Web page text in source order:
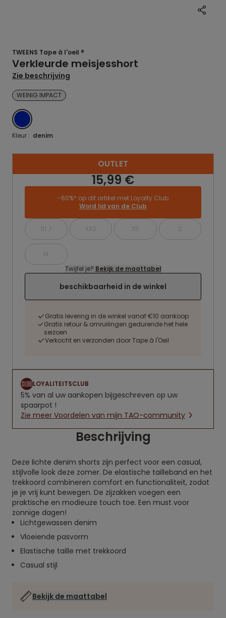
TWEENS Tape à l'oeil ®
Verkleurde meisjesshort
Zie beschrijving
WEINIG IMPACT
DENIM
Kleur : denim
OUTLET
15,99 €
-60%* op dit artikel met Loyalty Club
Word lid van de Club
10 J XXS XS S
M
Twijfel je? Bekijk de maattabel
beschikbaarheid in de winkel
Gratis levering in de winkel vanaf €10 aankoop
Gratis retour & omruilingen gedurende het hele
seizoen
Verkocht en verzonden door Tape à l'Oeil
LOYALITEITSCLUB
5% van al uw aankopen bijgeschreven op uw
spaarpot !
Zie meer Voordelen van mijn TAO-community
Beschrijving
Deze lichte denim shorts zijn perfect voor een casual,
stijlvolle look deze zomer. De elastische tailleband en het
trekkoord combineren comfort en functionaliteit, zodat
je je vrij kunt bewegen. De zijzakken voegen een
praktische en modieuze touch toe. Een must voor
zonnige dagen!
Lichtgewassen denim
Vloeiende pasvorm
Elastische taille met trekkoord
Casual stijl
Bekijk de maattabel